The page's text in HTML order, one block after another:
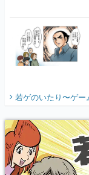
若ゲのいたり〜ゲ